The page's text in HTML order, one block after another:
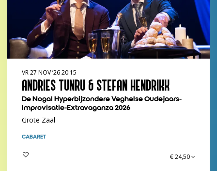
ANDRIES TUNRU & STEFAN HENDRIKX
De Nogal Hyperbijzondere Veghelse Oudejaars-
Improvisatie-Extravaganza 2026
VR 27 NOV ’2620:15
Grote Zaal
CABARET
€ 24,50